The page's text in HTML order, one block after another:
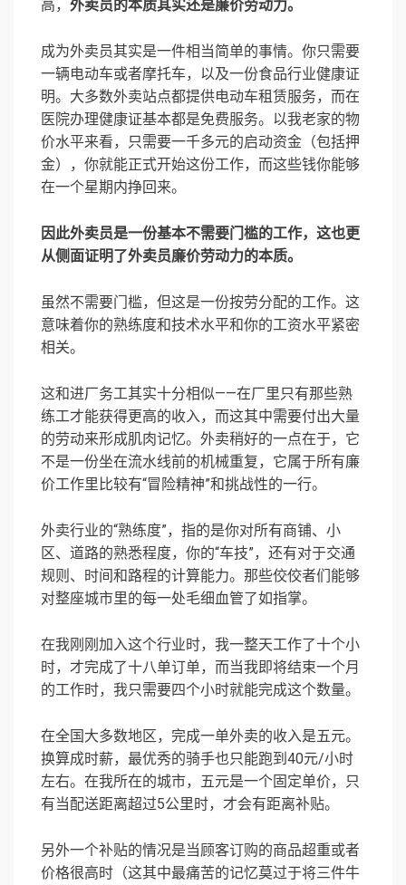
高， 外卖员的本质其实还是廉价劳动力。
成为外卖员其实是一件相当简单的事情。你只需要
一辆电动车或者摩托车，以及一份食品行业健康证
明。大多数外卖站点都提供电动车租赁服务，而在
医院办理健康证基本都是免费服务。以我老家的物
价水平来看，只需要一千多元的启动资金（包括押
金），你就能正式开始这份工作，而这些钱你能够
在一个星期内挣回来。
因此外卖员是一份基本不需要门槛的工作，这也更
从侧面证明了外卖员廉价劳动力的本质。
虽然不需要门槛，但这是一份按劳分配的工作。这
意味着你的熟练度和技术水平和你的工资水平紧密
相关。
这和进厂务工其实十分相似——在厂里只有那些熟
练工才能获得更高的收入，而这其中需要付出大量
的劳动来形成肌肉记忆。外卖稍好的一点在于，它
不是一份坐在流水线前的机械重复，它属于所有廉
价工作里比较有“冒险精神”和挑战性的一行。
外卖行业的“熟练度”，指的是你对所有商铺、小
区、道路的熟悉程度，你的“车技”，还有对于交通
规则、时间和路程的计算能力。那些佼佼者们能够
对整座城市里的每一处毛细血管了如指掌。
在我刚刚加入这个行业时，我一整天工作了十个小
时，才完成了十八单订单，而当我即将结束一个月
的工作时，我只需要四个小时就能完成这个数量。
在全国大多数地区，完成一单外卖的收入是五元。
换算成时薪，最优秀的骑手也只能跑到40元/小时
左右。在我所在的城市，五元是一个固定单价，只
有当配送距离超过5公里时，才会有距离补贴。
另外一个补贴的情况是当顾客订购的商品超重或者
价格很高时（这其中最痛苦的记忆莫过于将三件牛